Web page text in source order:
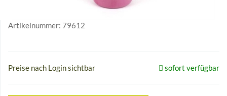
Artikelnummer: 79612
Preise nach Login sichtbar sofort verfügbar